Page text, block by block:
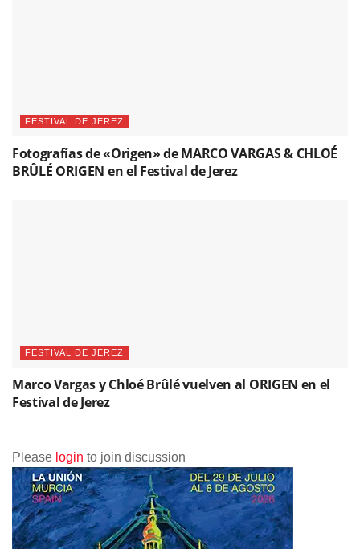
FESTIVAL DE JEREZ
Fotografías de «Origen» de MARCO VARGAS & CHLOÉ
BRÛLÉ ORIGEN en el Festival de Jerez
FESTIVAL DE JEREZ
Marco Vargas y Chloé Brûlé vuelven al ORIGEN en el
Festival de Jerez
Please login to join discussion